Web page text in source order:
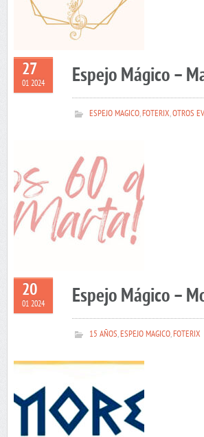
27
01 2024 Espejo Mágico –
ESPEJO MAGICO,FOTERIX,OTROS
20
01 2024 Espejo Mágico –
15 AÑOS,ESPEJO MAGICO,FOTERIX